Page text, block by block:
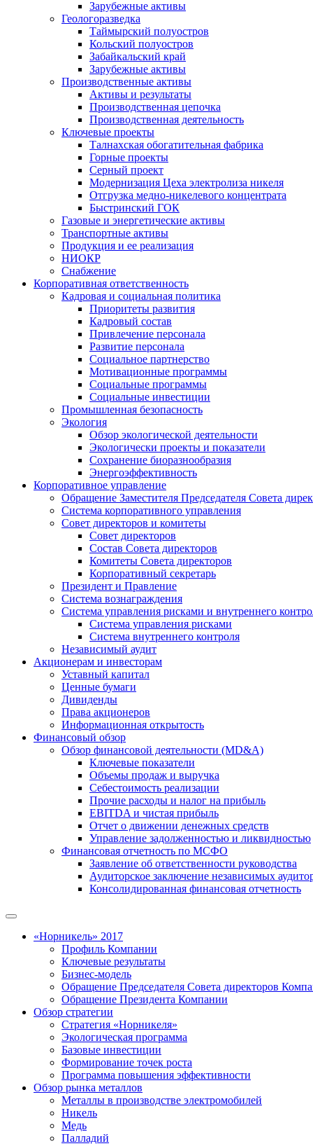
Зарубежные активы
Геологоразведка
Таймырский полуостров
Кольский полуостров
Забайкальский край
Зарубежные активы
Производственные активы
Активы и результаты
Производственная цепочка
Производственная деятельность
Ключевые проекты
Талнахская обогатительная фабрика
Горные проекты
Серный проект
Модернизация Цеха электролиза никеля
Отгрузка медно-никелевого концентрата
Быстринский ГОК
Газовые и энергетические активы
Транспортные активы
Продукция и ее реализация
НИОКР
Снабжение
Корпоративная ответственность
Кадровая и социальная политика
Приоритеты развития
Кадровый состав
Привлечение персонала
Развитие персонала
Социальное партнерство
Мотивационные программы
Социальные программы
Социальные инвестиции
Промышленная безопасность
Экология
Обзор экологической деятельности
Экологически проекты и показатели
Сохранение биоразнообразия
Энергоэффективность
Корпоративное управление
Обращение Заместителя Председателя Совета
Система корпоративного управления
Совет директоров и комитеты
Совет директоров
Состав Совета директоров
Комитеты Совета директоров
Корпоративный секретарь
Президент и Правление
Система вознаграждения
Система управления рисками и внутреннего
Система управления рисками
Система внутреннего контроля
Независимый аудит
Акционерам и инвесторам
Уставный капитал
Ценные бумаги
Дивиденды
Права акционеров
Информационная открытость
Финансовый обзор
Обзор финансовой деятельности (MD&A)
Ключевые показатели
Объемы продаж и выручка
Себестоимость реализации
Прочие расходы и налог на прибыль
EBITDA и чистая прибыль
Отчет о движении денежных средств
Управление задолженностью и ликвидностью
Финансовая отчетность по МСФО
Заявление об ответственности руководства
Аудиторское заключение независимых
Консолидированная финансовая отчетность
«Норникель» 2017
Профиль Компании
Ключевые результаты
Бизнес-модель
Обращение Председателя Совета директоров
Обращение Президента Компании
Обзор стратегии
Стратегия «Норникеля»
Экологическая программа
Базовые инвестиции
Формирование точек роста
Программа повышения эффективности
Обзор рынка металлов
Металлы в производстве электромобилей
Никель
Медь
Палладий